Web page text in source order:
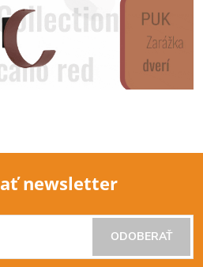
newsletter
ODOBERAŤ